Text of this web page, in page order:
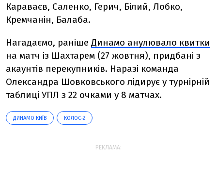
Караваєв, Саленко, Герич, Білий, Лобко,
Кремчанін, Балаба.
Нагадаємо, раніше Динамо анулювало квитки
на матч із Шахтарем (27 жовтня), придбані з
акаунтів перекупників. Наразі команда
Олександра Шовковського лідирує у турнірній
таблиці УПЛ з 22 очками у 8 матчах.
ДИНАМО КИЇВ КОЛОС-2
РЕКЛАМА: